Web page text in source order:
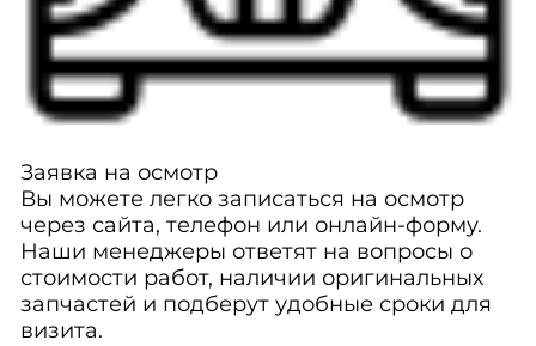
Заявка на осмотр
Вы можете легко записаться на осмотр
через сайта, телефон или онлайн-форму.
Наши менеджеры ответят на вопросы о
стоимости работ, наличии оригинальных
запчастей и подберут удобные сроки для
визита.